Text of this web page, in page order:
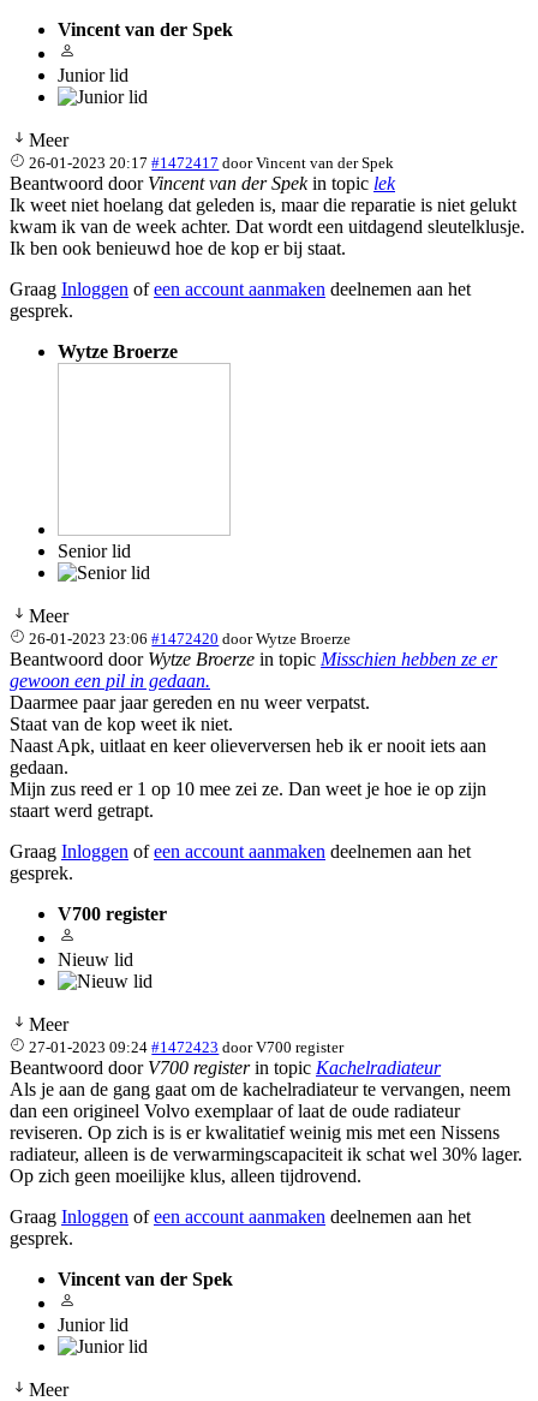
Vincent van der Spek
Junior lid
Meer
26-01-2023 20:17 #1472417 doorVincent van der Spek
Beantwoord door Vincent van der Spekin topic lek
Ik weet niet hoelang dat geleden is, maar die reparatie is niet gelukt
kwam ik van de week achter. Dat wordt een uitdagend sleutelklusje.
Ik ben ook benieuwd hoe de kop er bij staat.
Graag Inloggen ofeen account aanmaken deelnemen aan het
gesprek.
Wytze Broerze
Senior lid
Meer
26-01-2023 23:06 #1472420 doorWytze Broerze
Beantwoord door Wytze Broerze in topic Misschien hebben ze er
gewoon een pil in gedaan.
Daarmee paar jaar gereden en nu weer verpatst.
Staat van de kop weet ik niet.
Naast Apk, uitlaat en keer olieverversen heb ik er nooit iets aan
gedaan.
Mijn zus reed er 1 op 10 mee zei ze. Dan weet je hoe ie op zijn
staart werd getrapt.
Graag Inloggen ofeen account aanmaken deelnemen aan het
gesprek.
V700 register
Nieuw lid
Meer
27-01-2023 09:24 #1472423 doorV700 register
Beantwoord door V700 registerin topic Kachelradiateur
Als je aan de gang gaat om de kachelradiateur te vervangen, neem
dan een origineel Volvo exemplaar of laat de oude radiateur
reviseren. Op zich is is er kwalitatief weinig mis met een Nissens
radiateur, alleen is de verwarmingscapaciteit ik schat wel 30% lager.
Op zich geen moeilijke klus, alleen tijdrovend.
Graag Inloggen ofeen account aanmaken deelnemen aan het
gesprek.
Vincent van der Spek
Junior lid
Meer